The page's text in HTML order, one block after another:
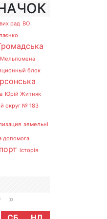
рад ВО
Мельпомена
блок
Юрій Житняк
округ № 183
земельні
допомога
історія
»